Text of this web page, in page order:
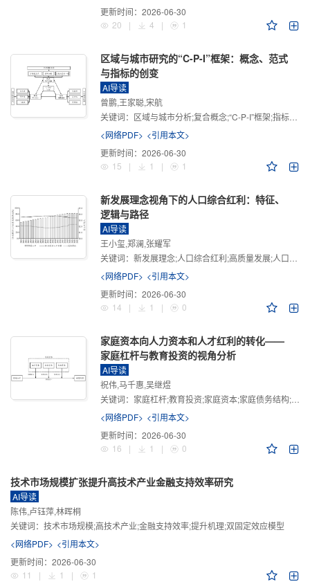
更新时间： 2026-06-30
20
| 4 | 1
区域与城市研究的“C-P-I”框架：概念、范式
与指标的创变
AI导读
曾鹏,王家聪,宋航
关键词： 区域与城市分析;复合概念;“C-P-I”框架;指标体系
<网络PDF> <引用本文>
更新时间： 2026-06-30
15
| 1 | 1
新发展理念视角下的人口综合红利：特征、
逻辑与路径
AI导读
王小玺,郑澜,张耀军
关键词： 新发展理念;人口综合红利;高质量发展;人口政策;中国式现代化
<网络PDF> <引用本文>
更新时间： 2026-06-30
14
| 1 | 0
家庭资本向人力资本和人才红利的转化——
家庭杠杆与教育投资的视角分析
AI导读
祝伟,马千惠,吴继煜
关键词： 家庭杠杆;教育投资;家庭资本;家庭债务结构;CHFS
<网络PDF> <引用本文>
更新时间： 2026-06-30
16
| 1 | 0
技术市场规模扩张提升高技术产业金融支持效率研究
AI导读
陈伟,卢钰萍,林晖桐
关键词： 技术市场规模;高技术产业;金融支持效率;提升机理;双固定效应模型
<网络PDF> <引用本文>
更新时间： 2026-06-30
11
| 1 | 1